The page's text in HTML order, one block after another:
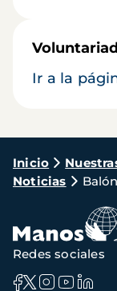
Ir a la
Ruta
de
Inicio
Noticias
Redes sociales